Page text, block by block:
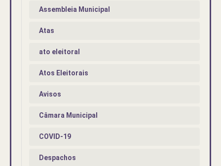
Assembleia Municipal
Atas
ato eleitoral
Atos Eleitorais
Avisos
Câmara Municipal
COVID-19
Despachos